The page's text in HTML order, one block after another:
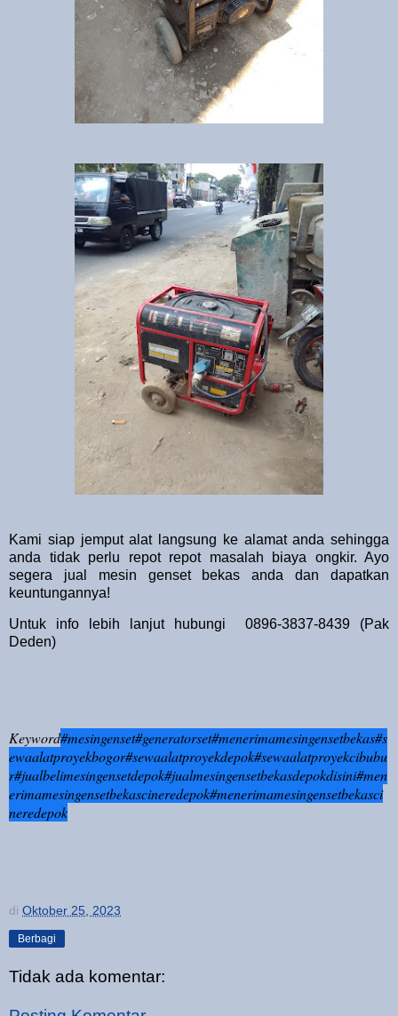
Kami siap jemput alat langsung ke alamat anda sehingga
anda tidak perlu repot repot masalah biaya ongkir. Ayo
segera jual mesin genset bekas anda dan dapatkan
keuntungannya!
Untuk info lebih lanjut hubungi 0896-3837-8439 (Pak
Deden)
Keyword#mesingenset#generatorset#menerimamesingensetbekas#s
ewaalatproyekbogor#sewaalatproyekdepok#sewaalatproyekcibubu
r#jualbelimesingensetdepok#jualmesingensetbekasdepokdisini#men
erimamesingensetbekascineredepok#menerimamesingensetbekasci
neredepok
di Oktober 25, 2023
Berbagi
Tidak ada komentar: